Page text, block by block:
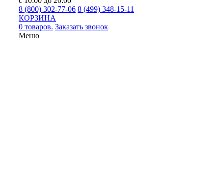
8 (800) 302-77-06 8 (499) 348-15-11
КОРЗИНА
0 товаров. Заказать звонок
Меню